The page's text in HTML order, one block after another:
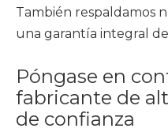
También respaldamos
una garantía integral de
Póngase en
fabricante de
de confianza